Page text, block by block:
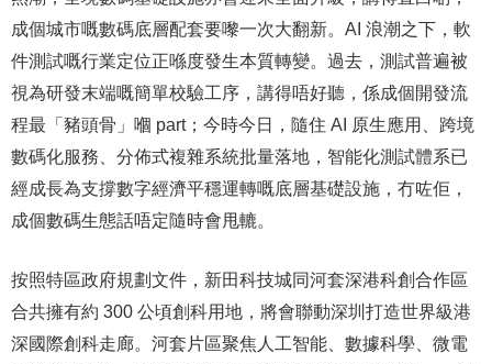
成個城市嘅數碼底層配套要嚟一次大翻新。AI 浪潮之下，軟
件測試嘅行業定位正喺度發生本質轉變。過去，測試普遍被
視為研發末端嘅簡單校驗工序，講得唔好聽，係成個開發流
程最「豬頭骨」嗰 part；今時今日，隨住 AI 原生應用、跨境
數碼化服務、分佈式複雜系統批量落地，智能化測試體系已
經成長為支撐數字經濟平穩運轉嘅底層基礎設施，冇咗佢，
成個數碼生態話唔定隨時會甩轆。
按照特區政府規劃文件，新田科技城同河套深港科創合作區
合共擁有約 300 公頃創科用地，將會聯動深圳打造世界級港
深國際創科走廊。河套片區聚焦人工智能、數據科學、微電